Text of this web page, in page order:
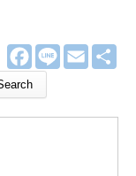
F
a
e
o
L
E
m